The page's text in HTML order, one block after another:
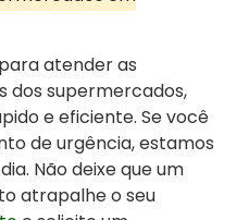
atender as
dos supermercados,
e eficiente. Se você
de urgência, estamos
Não deixe que um
atrapalhe o seu